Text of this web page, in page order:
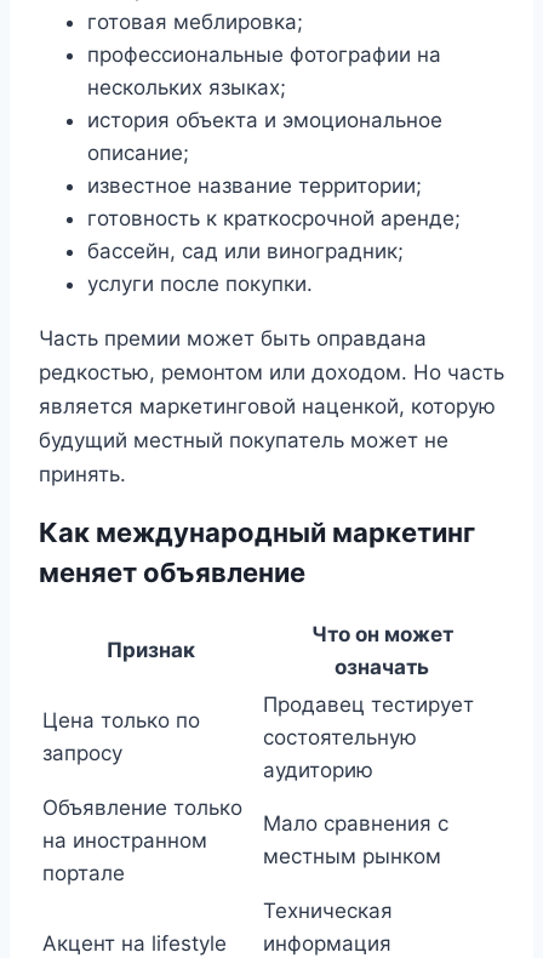
готовая меблировка;
профессиональные фотографии на
нескольких языках;
история объекта и эмоциональное
описание;
известное название территории;
готовность к краткосрочной аренде;
бассейн, сад или виноградник;
услуги после покупки.
Часть премии может быть оправдана
редкостью, ремонтом или доходом. Но часть
является маркетинговой наценкой, которую
будущий местный покупатель может не
принять.
Как международный маркетинг
меняет объявление
Признак
Что он может
означать
Цена только по
запросу
Продавец тестирует
состоятельную
аудиторию
Объявление только
на иностранном
портале
Мало сравнения с
местным рынком
Акцент на lifestyle
Техническая
информация